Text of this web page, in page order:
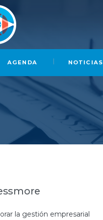
AGENDA NOTICIAS
la gestión empresarial